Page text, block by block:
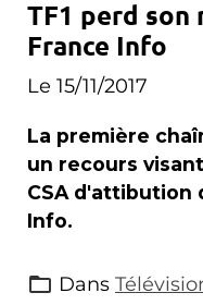
TF1 perd son
France Info
Le 15/11/2017
La première
un recours
CSA d'attibution
Info.
Dans